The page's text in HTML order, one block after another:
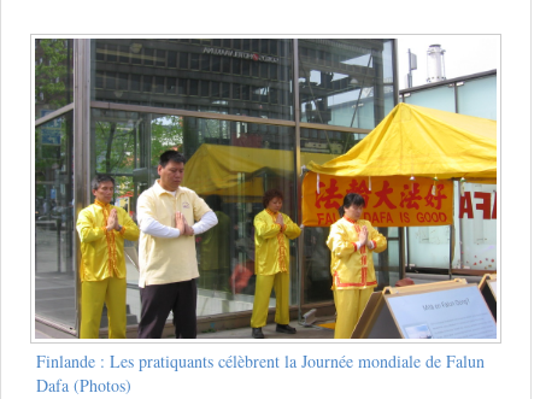
Finlande : Les pratiquants célèbrent la Journée mondiale de Falun
Dafa (Photos)